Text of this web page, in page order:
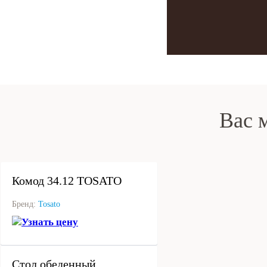
Вас
Комод 34.12 TOSATO
Бренд: Tosato
Узнать цену
Стол обеденный